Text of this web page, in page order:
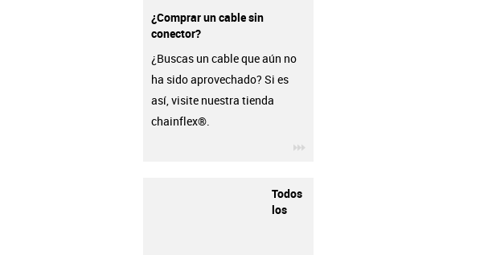
¿Comprar un cable sin
conector?
¿Buscas un cable que aún no
ha sido aprovechado? Si es
así, visite nuestra tienda
chainflex®.
Todos
los